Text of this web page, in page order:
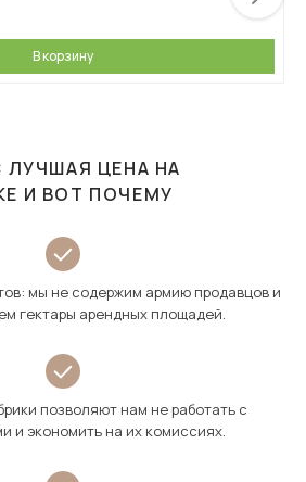
В корзину
ЛУЧШАЯ ЦЕНА НА
И ВОТ ПОЧЕМУ
мы не содержим армию продавцов и
гектары арендных площадей.
позволяют нам не работать с
и экономить на их комиссиях.